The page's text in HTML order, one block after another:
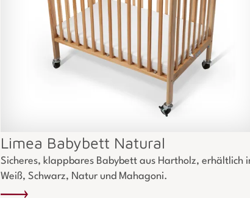
Limea Babybett Natural
Sicheres, klappbares Babybett aus Hartholz, erhältlich
Weiß, Schwarz, Natur und Mahagoni.